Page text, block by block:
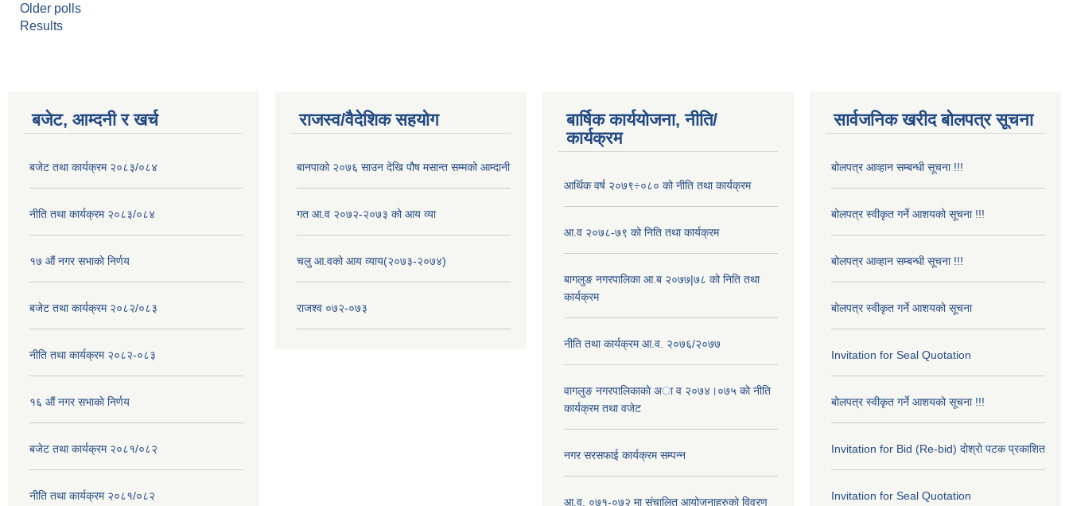
Older polls
Results
बजेट, आम्दनी र खर्च
बजेट तथा कार्यक्रम २०८३/०८४
नीति तथा कार्यक्रम २०८३/०८४
१७ ‌‍औं नगर सभाकाे निर्णय
बजेट तथा कार्यक्रम २०८२/०८३
नीति तथा कार्यक्रम २०८२-०८३
१६ ‌औं नगर सभाकाे निर्णय
बजेट तथा कार्यक्रम २०८१/०८२
नीति तथा कार्यक्रम २०८१/०८२
राजस्व/वैदेशिक सहयोग
बानपाको २०७६ साउन देखि पौष मसान्त सम्मको आम्दानी
गत आ.व २०७२-२०७३ को आय व्या
चलु आ.वको आय व्याय(२०७३-२०७४)
राजश्व ०७२-०७३
बार्षिक कार्ययोजना, नीति/
कार्यक्रम
आर्थिक वर्ष २०७९÷०८० को नीति तथा कार्यक्रम
आ.व २०७८-७९ को निति तथा कार्यक्रम
बागलुङ नगरपालिका आ.ब २०७७|७८ को निति तथा
कार्यक्रम
नीति तथा कार्यक्रम आ.व. २०७६/२०७७
वागलुङ नगरपालिकाकाे अा‍ व २०७४।०७५ काे नीति
कार्यक्रम तथा वजेट
नगर सरसफाई कार्यक्रम सम्पन्न
आ.व. ०७१-०७२ मा संचालित आयोजनाहरुको विवरण
सार्वजनिक खरीद बोलपत्र सूचना
बोलपत्र आव्हान सम्बन्धी सूचना !!!
बोलपत्र स्वीकृत गर्ने आशयको सूचना !!!
बोलपत्र आव्हान सम्बन्धी सूचना !!!
बोलपत्र स्वीकृत गर्ने आशयको सूचना
Invitation for Seal Quotation
बोलपत्र स्वीकृत गर्ने आशयको सूचना !!!
Invitation for Bid (Re-bid) दोश्रो पटक प्रकाशित
Invitation for Seal Quotation